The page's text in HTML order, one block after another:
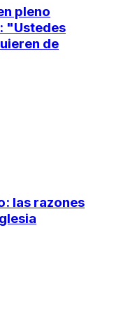
pleno
"Ustedes
de
las razones